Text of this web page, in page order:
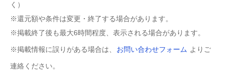
く）
※還元額や条件は変更・終了する場合があります。
※掲載終了後も最大6時間程度、表示される場合があります。
※掲載情報に誤りがある場合は、 お問い合わせフォーム よりご
連絡ください。